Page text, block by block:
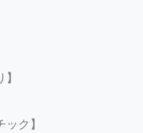
ック】